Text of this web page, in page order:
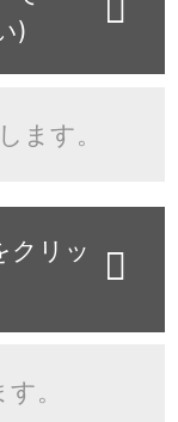
)
ます。
リッ
。